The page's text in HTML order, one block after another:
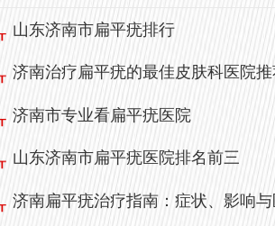
山东济南市扁平疣排行
济南治疗扁平疣的最佳皮肤科医院
济南市专业看扁平疣医院
山东济南市扁平疣医院排名前三
济南扁平疣治疗指南：症状、影响